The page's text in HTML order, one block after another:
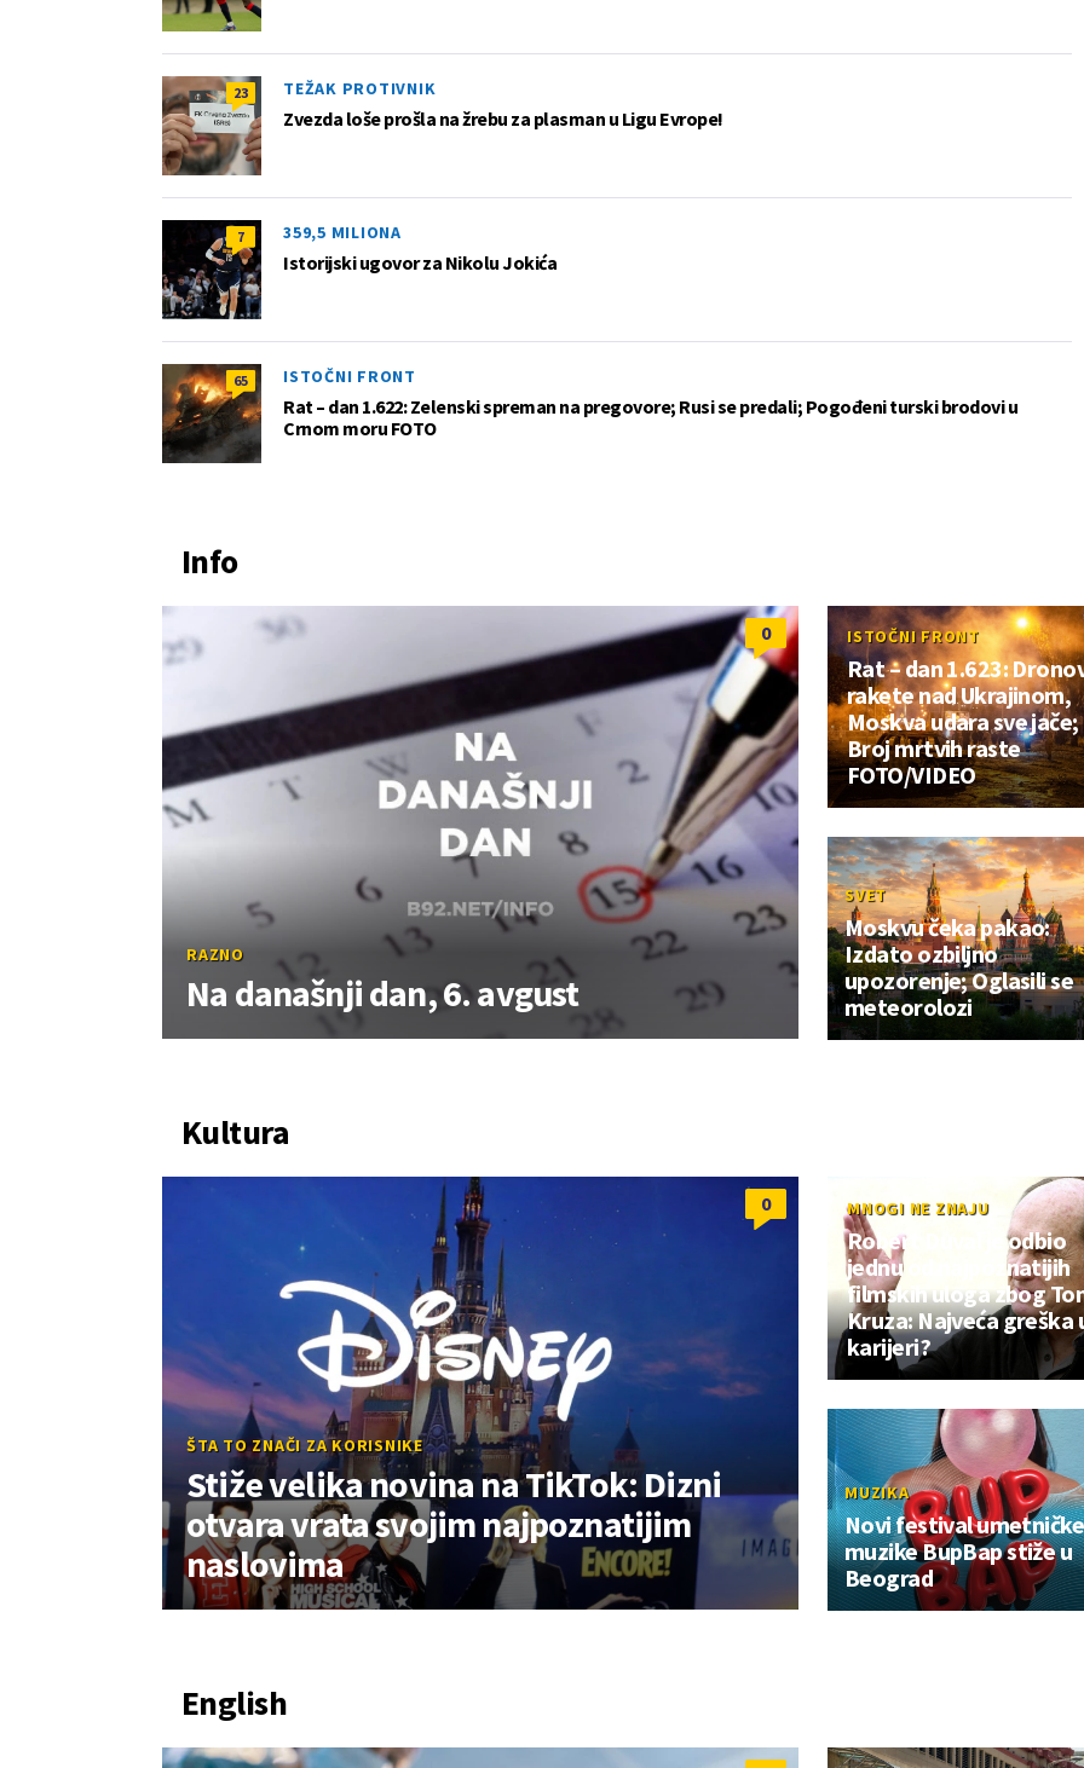
23 TEŽAK PROTIVNIK
Zvezda loše prošla na žrebu za plasman u Ligu Evrope!
7 359,5 MILIONA
Istorijski ugovor za Nikolu Jokića
65 ISTOČNI FRONT
Rat – dan 1.622: Zelenski spreman na pregovore; Rusi se predali; Pogođeni turski brodovi u
Crnom moru FOTO
Info
0
RAZNO
Na današnji dan, 6. avgust
ISTOČNI FRONT
Rat – dan 1.623:
rakete nad Ukrajinom,
Moskva udara sve jače;
Broj mrtvih raste
FOTO/VIDEO
SVET
Moskvu čeka pakao:
Izdato ozbiljno
upozorenje; Oglasili se
meteorolozi
Kultura
0
ŠTA TO ZNAČI ZA KORISNIKE
Stiže velika novina na TikTok: Dizni
otvara vrata svojim najpoznatijim
naslovima
MNOGI NE ZNAJU
Robert Duval je odbio
jednu od najpoznatijih
filmskih uloga zbog
Kruza: Najveća greška
karijeri?
MUZIKA
Novi festival umetničke
muzike BupBap stiže u
Beograd
English